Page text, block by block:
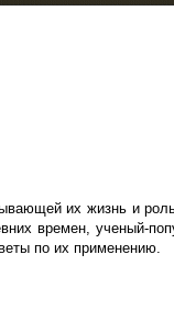
их жизнь и
времен, ученый-
по их применению.